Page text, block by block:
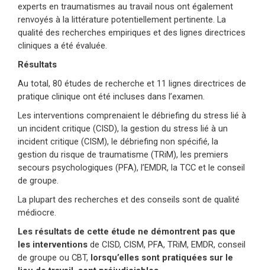
experts en traumatismes au travail nous ont également
renvoyés à la littérature potentiellement pertinente. La
qualité des recherches empiriques et des lignes directrices
cliniques a été évaluée.
Résultats
Au total, 80 études de recherche et 11 lignes directrices de
pratique clinique ont été incluses dans l’examen.
Les interventions comprenaient le débriefing du stress lié à
un incident critique (CISD), la gestion du stress lié à un
incident critique (CISM), le débriefing non spécifié, la
gestion du risque de traumatisme (TRiM), les premiers
secours psychologiques (PFA), l’EMDR, la TCC et le conseil
de groupe.
La plupart des recherches et des conseils sont de qualité
médiocre.
Les résultats de cette étude ne démontrent pas que
les interventions de CISD, CISM, PFA, TRiM, EMDR, conseil
de groupe ou CBT, lorsqu’elles sont pratiquées sur le